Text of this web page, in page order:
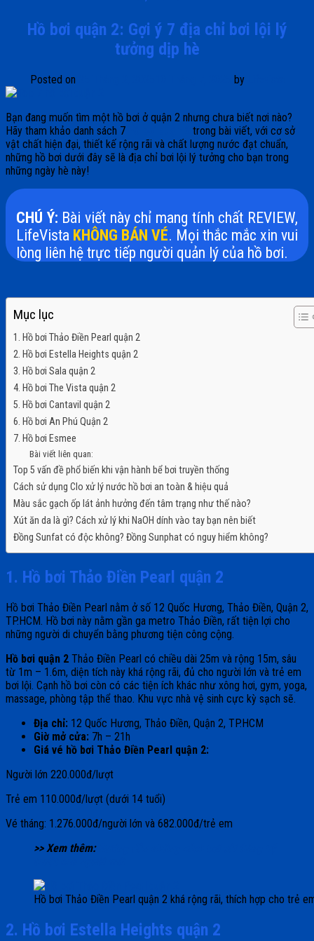
Hồ bơi quận 2: Gợi ý 7 địa chỉ bơi lội lý
tưởng dịp hè
Posted on by
Bạn đang muốn tìm một hồ bơi ở quận 2 nhưng chưa biết nơi nào?
Hãy tham khảo danh sách 7
trong bài viết, với cơ sở
vật chất hiện đại, thiết kế rộng rãi và chất lượng nước đạt chuẩn,
những hồ bơi dưới đây sẽ là địa chỉ bơi lội lý tưởng cho bạn trong
những ngày hè này!
CHÚ Ý: Bài viết này chỉ mang tính chất REVIEW,
LifeVista KHÔNG BÁN VÉ. Mọi thắc mắc xin vui
lòng liên hệ trực tiếp người quản lý của hồ bơi.
Mục lục
1. Hồ bơi Thảo Điền Pearl quận 2
2. Hồ bơi Estella Heights quận 2
3. Hồ bơi Sala quận 2
4. Hồ bơi The Vista quận 2
5. Hồ bơi Cantavil quận 2
6. Hồ bơi An Phú Quận 2
7. Hồ bơi Esmee
Bài viết liên quan:
Top 5 vấn đề phổ biến khi vận hành bể bơi truyền thống
Cách sử dụng Clo xử lý nước hồ bơi an toàn & hiệu quả
Màu sắc gạch ốp lát ảnh hưởng đến tâm trạng như thế nào?
Xút ăn da là gì? Cách xử lý khi NaOH dính vào tay bạn nên biết
Đồng Sunfat có độc không? Đồng Sunphat có nguy hiểm không?
1. Hồ bơi Thảo Điền Pearl quận 2
Hồ bơi Thảo Điền Pearl nằm ở số 12 Quốc Hương, Thảo Điền, Quận 2,
TP.HCM. Hồ bơi này nằm gần ga metro Thảo Điền, rất tiện lợi cho
những người di chuyển bằng phương tiện công cộng.
Hồ bơi quận 2 Thảo Điền Pearl có chiều dài 25m và rộng 15m, sâu
từ 1m – 1.6m, diện tích này khá rộng rãi, đủ cho người lớn và trẻ em
bơi lội. Cạnh hồ bơi còn có các tiện ích khác như xông hơi, gym, yoga,
massage, phòng tập thể thao. Khu vực nhà vệ sinh cực kỳ sạch sẽ.
Địa chỉ: 12 Quốc Hương, Thảo Điền, Quận 2, TP.HCM
Giờ mở cửa: 7h – 21h
Giá vé hồ bơi Thảo Điền Pearl quận 2:
Người lớn 220.000đ/lượt
Trẻ em 110.000đ/lượt (dưới 14 tuổi)
Vé tháng: 1.276.000đ/người lớn và 682.000đ/trẻ em
>> Xem thêm:
Hồ bơi Thảo Điền Pearl quận 2 khá rộng rãi, thích hợp cho trẻ
2. Hồ bơi Estella Heights quận 2